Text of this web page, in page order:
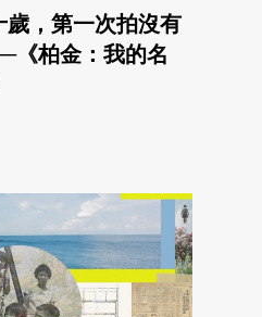
歲，第一次拍沒有
《柏金：我的名